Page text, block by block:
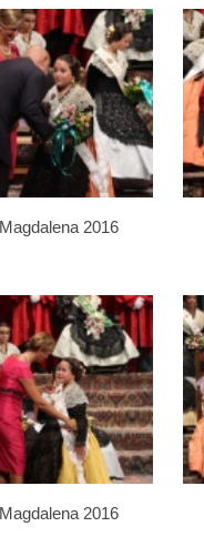
Magdalena 2016
Magdalena 2016